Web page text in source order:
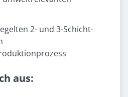
2- und 3-Schicht-
aus: